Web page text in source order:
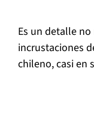
Es un detalle
incrustaciones
chileno, casi en